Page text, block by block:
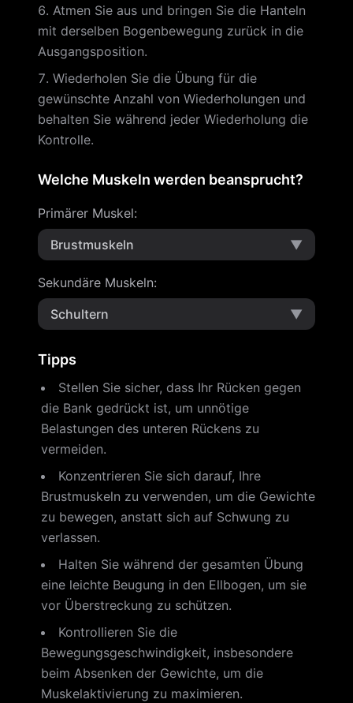
Atmen Sie aus und bringen Sie die Hanteln
mit derselben Bogenbewegung zurück in die
Ausgangsposition.
Wiederholen Sie die Übung für die
gewünschte Anzahl von Wiederholungen und
behalten Sie während jeder Wiederholung die
Kontrolle.
Welche Muskeln werden beansprucht?
Primärer Muskel:
Brustmuskeln
▼
Sekundäre Muskeln:
Schultern
▼
Tipps
Stellen Sie sicher, dass Ihr Rücken gegen
die Bank gedrückt ist, um unnötige
Belastungen des unteren Rückens zu
vermeiden.
Konzentrieren Sie sich darauf, Ihre
Brustmuskeln zu verwenden, um die Gewichte
zu bewegen, anstatt sich auf Schwung zu
verlassen.
Halten Sie während der gesamten Übung
eine leichte Beugung in den Ellbogen, um sie
vor Überstreckung zu schützen.
Kontrollieren Sie die
Bewegungsgeschwindigkeit, insbesondere
beim Absenken der Gewichte, um die
Muskelaktivierung zu maximieren.